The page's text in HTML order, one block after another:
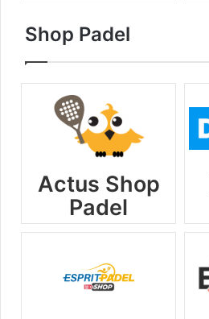
Shop Padel
Actus Shop
Padel